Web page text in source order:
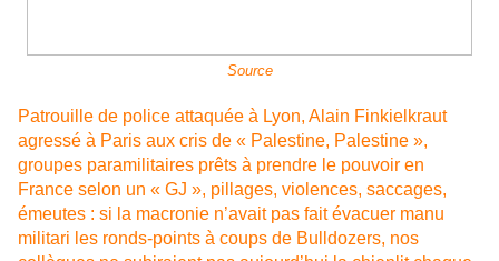
Source
Patrouille de police attaquée à Lyon, Alain Finkielkraut
agressé à Paris aux cris de « Palestine, Palestine »,
groupes paramilitaires prêts à prendre le pouvoir en
France selon un « GJ », pillages, violences, saccages,
émeutes : si la macronie n’avait pas fait évacuer manu
militari les ronds-points à coups de Bulldozers, nos